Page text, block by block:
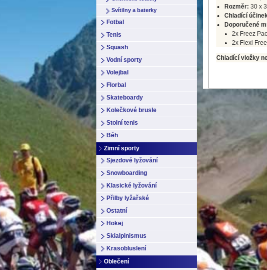
Svítilny a baterky
Fotbal
Tenis
Squash
Vodní sporty
Volejbal
Florbal
Skateboardy
Kolečkové brusle
Stolní tenis
Běh
Zimní sporty
Sjezdové lyžování
Snowboarding
Klasické lyžování
Přilby lyžařské
Ostatní
Hokej
Skialpinismus
Krasobluslení
Oblečení
Rozměr: 30 x
Chladící
Doporučené
2x Freez
2x Flexi
Chladící vložky